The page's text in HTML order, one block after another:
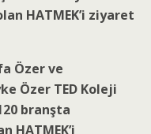
HATMEK’i ziyaret
Özer ve
Özer TED Koleji
branşta
HATMEK’i